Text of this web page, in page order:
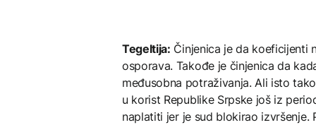
Tegeltija: Činjenica je da koeficijenti
osporava. Takođe je činjenica da
međusobna potraživanja. Ali isto
u korist Republike Srpske još iz
naplatiti jer je sud blokirao izvršenje.